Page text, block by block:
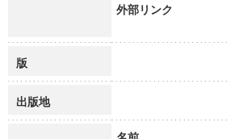
外部リンク
版
出版地